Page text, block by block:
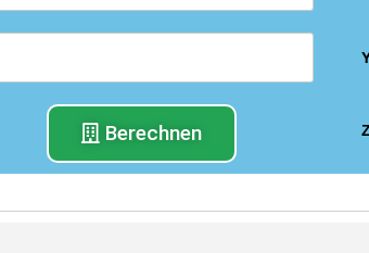
Berechnen